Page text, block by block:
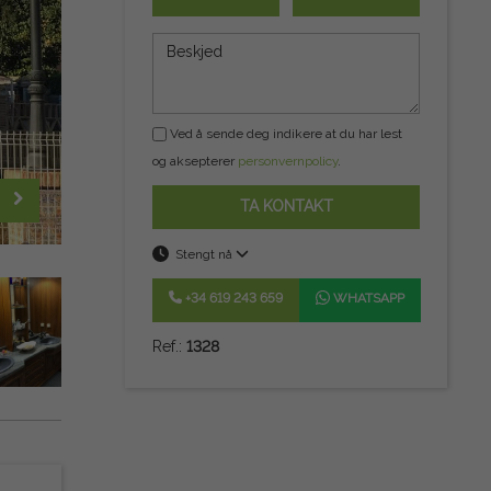
Ved å sende deg indikere at du har lest
og aksepterer personvernpolicy.
TA KONTAKT
Stengt nå
+34 619 243 659 WHATSAPP
Ref.:1328